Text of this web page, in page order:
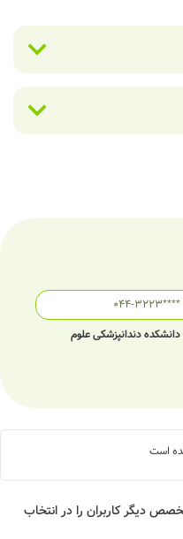
044-3223****
دندانپزشکی علوم
است
دیگر کاربران را در انتخاب